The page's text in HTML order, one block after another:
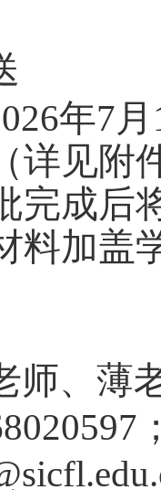
年7月
详见附
完成后
料加盖
师、薄